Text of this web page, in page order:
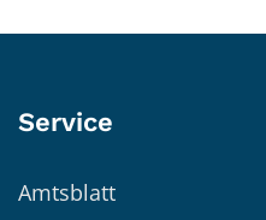
Service
Amtsblatt